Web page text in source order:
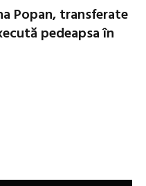
Popan, transferate
pedeapsa în